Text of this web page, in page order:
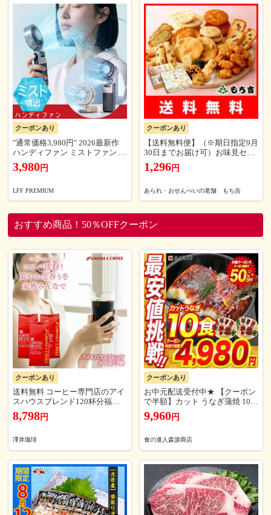
クーポンあり
"通常価格3,980円" 2026最新作
ハンディファン ミストファン ミ
スト扇風機 ハンディミストファ
ン 首かけ 4way 卓上扇風機 首掛
首かけ扇風機 扇風機 折りたたみ
離乳食 冷ます 卓上 おしゃれ 可
re
3,980円
LFF PREMIUM
クーポンあり
【送料無料便】（※期日指定9月
30日までお届け可）お味見セッ
ト もちの縁 味まどか (商品カタ
ログ入り)［※お味見セットのみ
きません。］
1,296円
あられ・おせんべいの老舗 もち吉
おすすめ商品！50％OFFクーポン
クーポンあり
送料無料 コーヒー専門店のアイ
スハウスブレンド120杯分福袋
【中細挽き】（珈琲豆/珈琲粉/
アイスコーヒー/コーヒー豆/コ
8,798円
澤井珈琲
クーポンあり
お中元配送受付中★ 【クーポン
で半額】カット うなぎ蒲焼 10食
800g 鰻 うなぎ ウナギ かばやき
鰻蒲焼 ひつまぶし うな重 土用
取り寄せ グルメ 食品 土用丑
9,960円
食の達人森源商店